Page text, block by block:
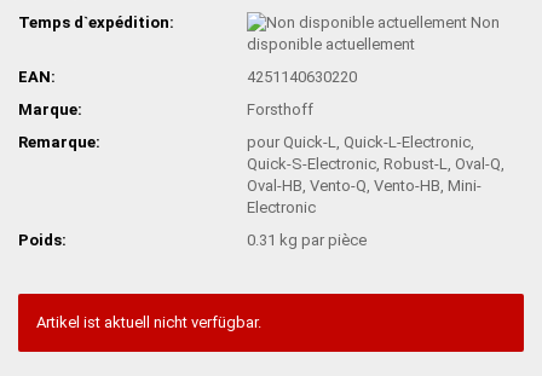
Temps d`expédition:
Non
disponible actuellement
EAN:
4251140630220
Marque:
Forsthoff
Remarque:
pour Quick-L, Quick-L-Electronic,
Quick-S-Electronic, Robust-L, Oval-Q,
Oval-HB, Vento-Q, Vento-HB, Mini-
Electronic
Poids:
0.31 kg par pièce
Artikel ist aktuell nicht verfügbar.